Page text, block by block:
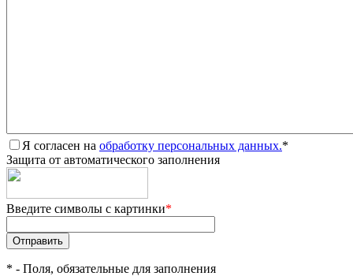
Я согласен на обработку персональных данных.*
Защита от автоматического заполнения
Введите символы с картинки*
* - Поля, обязательные для заполнения